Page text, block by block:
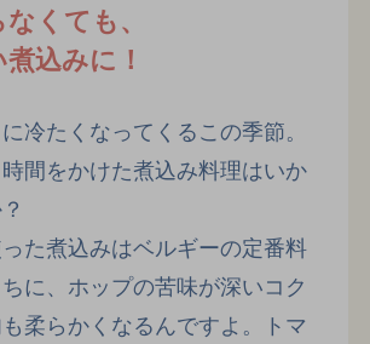
くても、
込みに！
冷たくなってくるこの季節。
間をかけた煮込み料理はいか
た煮込みはベルギーの定番料
に、ホップの苦味が深いコク
柔らかくなるんですよ。トマ